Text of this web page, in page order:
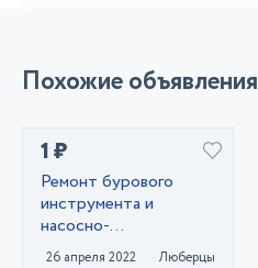
Похожие объявления
1 ₽
Ремонт бурового
инструмента и
насосно-
смесительных узлов.
26 апреля 2022 Люберцы